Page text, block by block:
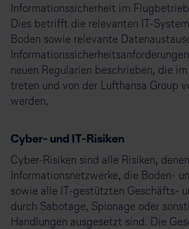
Informationssicherheit im
Dies betrifft die relevanten IT-
Boden sowie relevante
neuen Regularien beschrieben, die
treten und von der Lufthansa Group
werden.
Cyber- und IT-Risiken
Cyber-Risiken sind alle Risiken,
Informationsnetzwerke, die Boden-
sowie alle IT-gestützten Geschäfts-
durch Sabotage, Spionage oder
Handlungen ausgesetzt sind. Die